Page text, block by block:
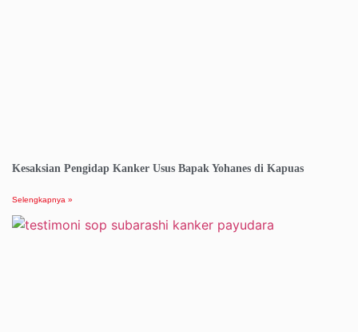
Kesaksian Pengidap Kanker Usus Bapak Yohanes di Kapuas
Selengkapnya »